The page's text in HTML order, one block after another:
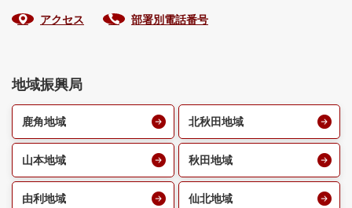
アクセス 部署別電話番号
地域振興局
鹿角地域 北秋田地域
山本地域 秋田地域
由利地域 仙北地域